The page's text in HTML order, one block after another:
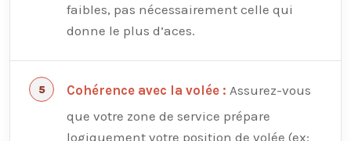
faibles, pas nécessairement celle qui
donne le plus d’aces.
Cohérence avec la volée : Assurez-vous
que votre zone de service prépare
logiquement votre position de volée (ex: